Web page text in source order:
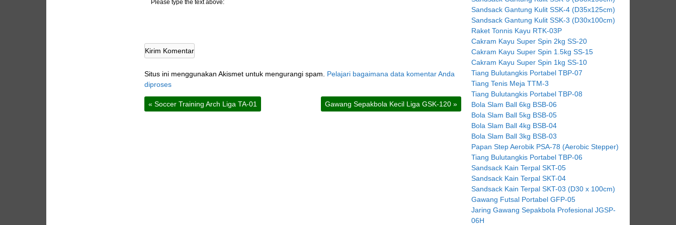
Please type the text above:
Situs ini menggunakan Akismet untuk mengurangi spam. Pelajari bagaimana data komentar Anda
diproses
« Soccer Training Arch Liga TA-01 Gawang Sepakbola Kecil Liga GSK-120 »
Sandsack Gantung Kulit SSK-4 (D35x125cm)
Sandsack Gantung Kulit SSK-3 (D30x100cm)
Raket Tonnis Kayu RTK-03P
Cakram Kayu Super Spin 2kg SS-20
Cakram Kayu Super Spin 1.5kg SS-15
Cakram Kayu Super Spin 1kg SS-10
Tiang Bulutangkis Portabel TBP-07
Tiang Tenis Meja TTM-3
Tiang Bulutangkis Portabel TBP-08
Bola Slam Ball 6kg BSB-06
Bola Slam Ball 5kg BSB-05
Bola Slam Ball 4kg BSB-04
Bola Slam Ball 3kg BSB-03
Papan Step Aerobik PSA-78 (Aerobic Stepper)
Tiang Bulutangkis Portabel TBP-06
Sandsack Kain Terpal SKT-05
Sandsack Kain Terpal SKT-04
Sandsack Kain Terpal SKT-03 (D30 x 100cm)
Gawang Futsal Portabel GFP-05
Jaring Gawang Sepakbola Profesional JGSP-
06H